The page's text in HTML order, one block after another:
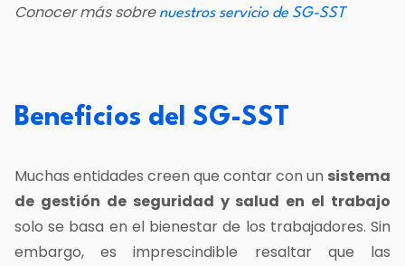
Conocer más sobre nuestros servicio de SG-SST
Beneficios del SG-SST
Muchas entidades creen que contar con un sistema
de gestión de seguridad y salud en el trabajo
solo se basa en el bienestar de los trabajadores. Sin
embargo, es imprescindible resaltar que las